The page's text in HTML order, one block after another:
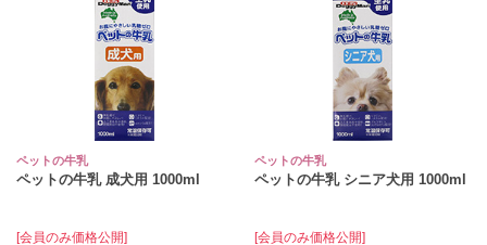
ペットの牛乳
ペットの牛乳 成犬用 1000ml
[会員のみ価格公開]
ペットの牛乳
ペットの牛乳 シニア犬用 1000ml
[会員のみ価格公開]